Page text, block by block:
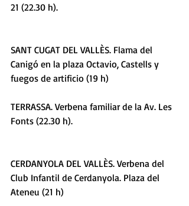
21 (22.30 h).
SANT CUGAT DEL VALLÈS. Flama del
Canigó en la plaza Octavio, Castells y
fuegos de artificio (19 h)
TERRASSA. Verbena familiar de la Av. Les
Fonts (22.30 h).
CERDANYOLA DEL VALLÈS. Verbena del
Club Infantil de Cerdanyola. Plaza del
Ateneu (21 h)